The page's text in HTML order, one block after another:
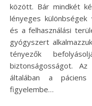
között. Bár mindkét
lényeges különbségek
és a felhasználási
gyógyszert
tényezők
biztonságosságot.
általában a
figyelembe…